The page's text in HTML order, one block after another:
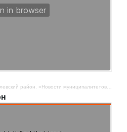
район. «Новости муниципалитетов». 4 августа